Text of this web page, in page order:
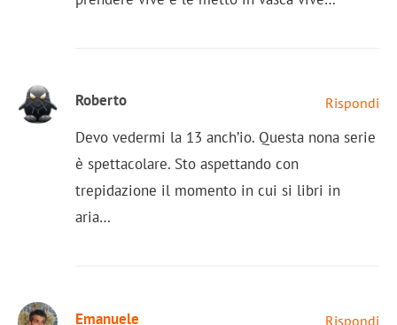
Roberto Rispondi
Devo vedermi la 13 anch’io. Questa nona serie
è spettacolare. Sto aspettando con
trepidazione il momento in cui si libri in
aria…
Emanuele Rispondi